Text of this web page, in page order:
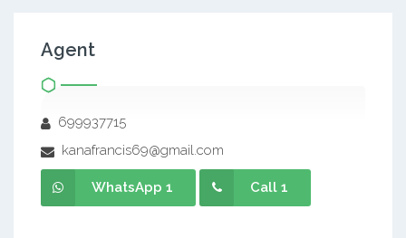
Agent
699937715
kanafrancis69@gmail.com
WhatsApp 1 Call 1